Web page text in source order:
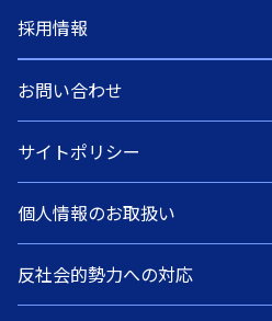
セミナー会場のご紹介
ニュースリリース
採用情報
お問い合わせ
サイトポリシー
個人情報のお取扱い
反社会的勢力への対応